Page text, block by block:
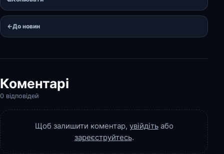
←До новин
Коментарі
0 відповідей
Щоб залишити коментар, увійдітьабо
зареєструйтесь.